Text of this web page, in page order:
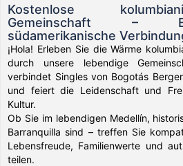
Kostenlose
Gemeinschaft –
südamerikanische
¡Hola! Erleben Sie die Wärme
durch unsere lebendige
verbindet Singles von Bogotás
und feiert die Leidenschaft und
Kultur.
Ob Sie im lebendigen Medellín,
Barranquilla sind – treffen Sie
Lebensfreude, Familienwerte und
teilen.